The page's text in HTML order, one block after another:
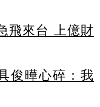
飛來台 上億財
俊曄心碎：我